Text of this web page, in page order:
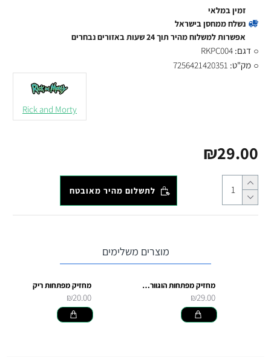
₪29.00
זמין במלאי
נשלח ממחסן בישראל
אפשרות למשלוח מהיר תוך 24 שעות באזורים נבחרים
דגם: RKPC004
מק"ט: 7256421420351
Rick and Morty
לתשלום מהיר מאובטח
מוצרים משלימים
מחזיק מפתחות הוגוורטס
₪29.00
מחזיק מפתחות ריק
₪20.00